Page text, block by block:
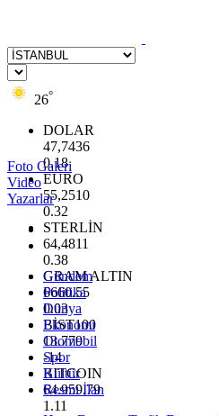
26°
DOLAR
47,7436
0.18
EURO
55,2510
0.32
STERLİN
64,4811
0.38
GRAM ALTIN
6660.55
0.03
BİST100
13.779
-14
BITCOIN
64.959,79
1.11
Foto Galeri
Video
Yazarlar
Gündem
Politika
Dünya
Ekonomi
Otomobil
Spor
Kültür
Resmi İlan